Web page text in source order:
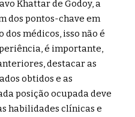
Khattar de Godoy, a
dos pontos-chave em
médicos, isso não é
é importante,
destacar as
obtidos e as
posição ocupada deve
habilidades clínicas e